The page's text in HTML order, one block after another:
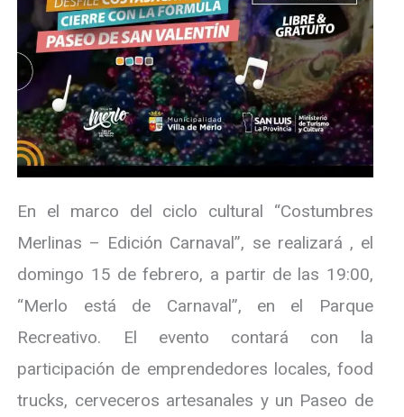
En el marco del ciclo cultural “Costumbres
Merlinas – Edición Carnaval”, se realizará , el
domingo 15 de febrero, a partir de las 19:00,
“Merlo está de Carnaval”, en el Parque
Recreativo. El evento contará con la
participación de emprendedores locales, food
trucks, cerveceros artesanales y un Paseo de